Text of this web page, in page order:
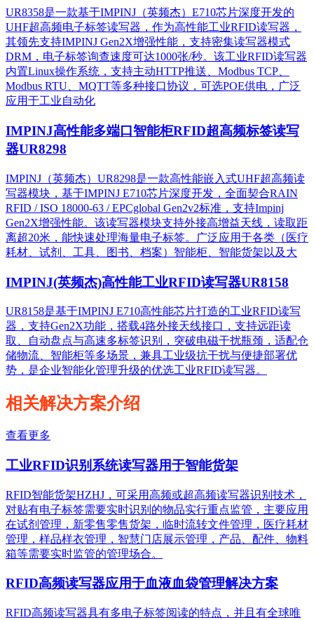
UR8358是一款基于IMPINJ（英频杰）E710芯片深度开发的
UHF超高频电子标签读写器，作为高性能工业RFID读写器，
其领先支持IMPINJ Gen2X增强性能，支持密集读写器模式
DRM，电子标签询查速度可达1000张/秒。该工业RFID读写器
内置Linux操作系统，支持主动HTTP推送、Modbus TCP、
Modbus RTU、MQTT等多种接口协议，可选POE供电，广泛
应用于工业自动化
IMPINJ高性能多端口智能柜RFID超高频标签读写
器UR8298
IMPINJ（英频杰）UR8298是一款高性能嵌入式UHF超高频读
写器模块，基于IMPINJ E710芯片深度开发，全面契合RAIN
RFID / ISO 18000-63 / EPCglobal Gen2v2标准，支持Impinj
Gen2X增强性能。该读写器模块支持外接高增益天线，读取距
离超20米，能快速处理海量电子标签。广泛应用于各类（医疗
耗材、试剂、工具、图书、档案）智能柜、智能货架以及大
IMPINJ(英频杰)高性能工业RFID读写器UR8158
UR8158是基于IMPINJ E710高性能芯片打造的工业RFID读写
器，支持Gen2X功能，搭载4路外接天线接口，支持远距读
取、自动盘点与高速多标签识别，突破电磁干扰瓶颈，适配仓
储物流、智能柜等多场景，兼具工业级抗干扰与便捷部署优
势，是企业智能化管理升级的优选工业RFID读写器。
相关解决方案介绍
查看更多
工业RFID识别系统读写器用于智能货架
RFID智能货架HZHJ，可采用高频或超高频读写器识别技术，
对贴有电子标签需要实时识别的物品实行重点监管，主要应用
在试剂管理，新零售零售货架，临时流转文件管理，医疗耗材
管理，样品样衣管理，智慧门店展示管理，产品、配件、物料
箱等需要实时监管的管理场合。
RFID高频读写器应用于血液血袋管理解决方案
RFID高频读写器具有多电子标签阅读的特点，并且有全球唯